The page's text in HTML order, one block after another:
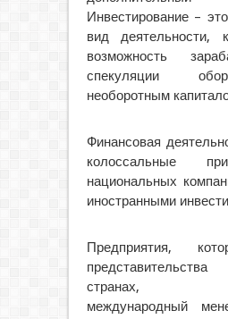
Инвестирование –
вид деятельности,
возможность
спекуляции
необоротным
Финансовая
колоссальные
национальных
иностранными
Предприятия,
странах,
международный